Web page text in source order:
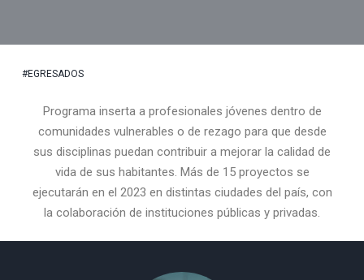
#EGRESADOS
Programa inserta a profesionales jóvenes dentro de
comunidades vulnerables o de rezago para que desde
sus disciplinas puedan contribuir a mejorar la calidad de
vida de sus habitantes. Más de 15 proyectos se
ejecutarán en el 2023 en distintas ciudades del país, con
la colaboración de instituciones públicas y privadas.